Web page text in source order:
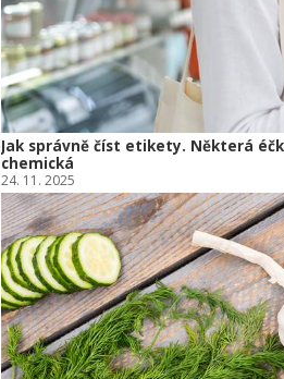
Jak správně číst etikety. Některá
chemická
24. 11. 2025